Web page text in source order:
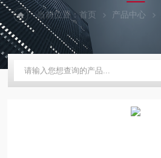
当前位置：首页 产品中心